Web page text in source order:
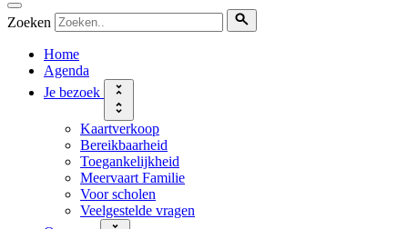
Zoeken
Home
Agenda
Je bezoek
Kaartverkoop
Bereikbaarheid
Toegankelijkheid
Meervaart Familie
Voor scholen
Veelgestelde vragen